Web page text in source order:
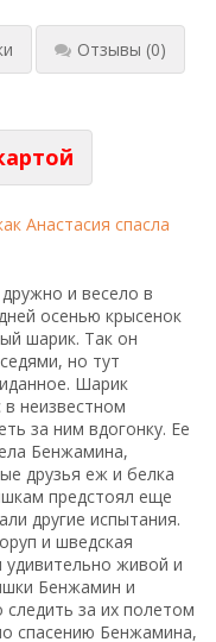
Отзывы (0)
Анастасия спасла
и весело в
осенью крысенок
шарик. Так он
но тут
Шарик
неизвестном
за ним вдогонку. Ее
Бенжамина,
друзья еж и белка
предстоял еще
другие испытания.
и шведская
удивительно живой и
Бенжамин и
следить за их полетом
спасению Бенжамина,